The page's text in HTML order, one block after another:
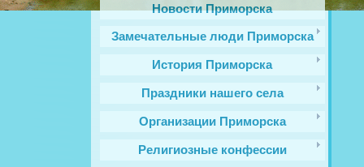
Новости Приморска
Замечательные люди Приморска
История Приморска
Праздники нашего села
Организации Приморска
Религиозные конфессии